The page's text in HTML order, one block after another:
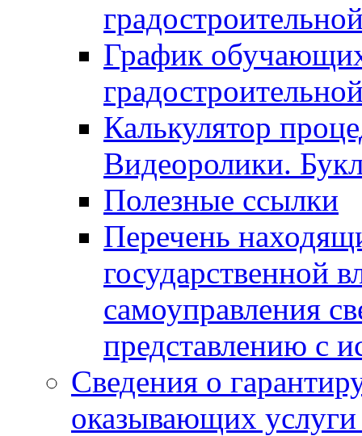
График
Калькулятор
Видеоролики.
Полезные ссылки
Перечень
государственной
самоуправления
представлению с
Сведения о
оказывающих